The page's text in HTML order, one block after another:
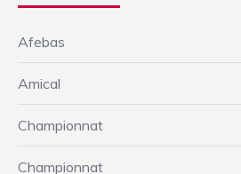
Afebas
Amical
Championnat
Championnat